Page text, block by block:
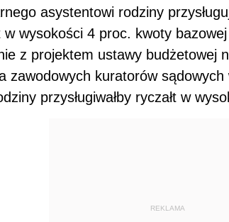
asystentowi rodziny
w wysokości 4 proc. kwoty
z projektem ustawy budżetowej
zawodowych kuratorów
przysługiwałby ryczałt w
REKLAMA